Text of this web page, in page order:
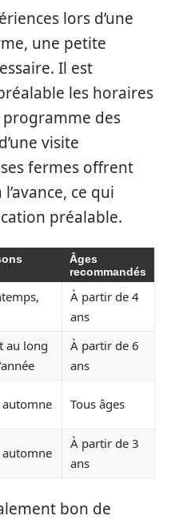
lors d’une
une petite
Il est
les horaires
programme des
visite
fermes offrent
ce qui
préalable.
Âges
recommandés
À partir de 4
ans
au long
À partir de 6
ans
automne Tous âges
automne
À partir de 3
ans
bon de